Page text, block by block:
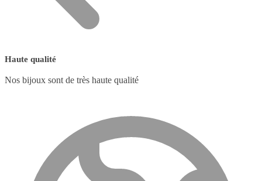
Haute qualité
Nos bijoux sont de très haute qualité